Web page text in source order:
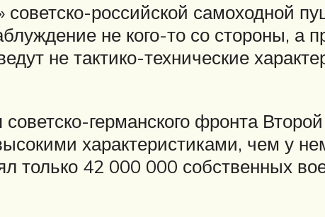
советско-российской самоходной
не кого-то со стороны, а
не тактико-технические
германского фронта
характеристиками, чем у
только 42 000 000 собственных